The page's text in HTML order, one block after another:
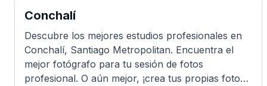
Conchalí
Descubre los mejores estudios profesionales en
Conchalí, Santiago Metropolitan. Encuentra el
mejor fotógrafo para tu sesión de fotos
profesional. O aún mejor, ¡crea tus propias fotos